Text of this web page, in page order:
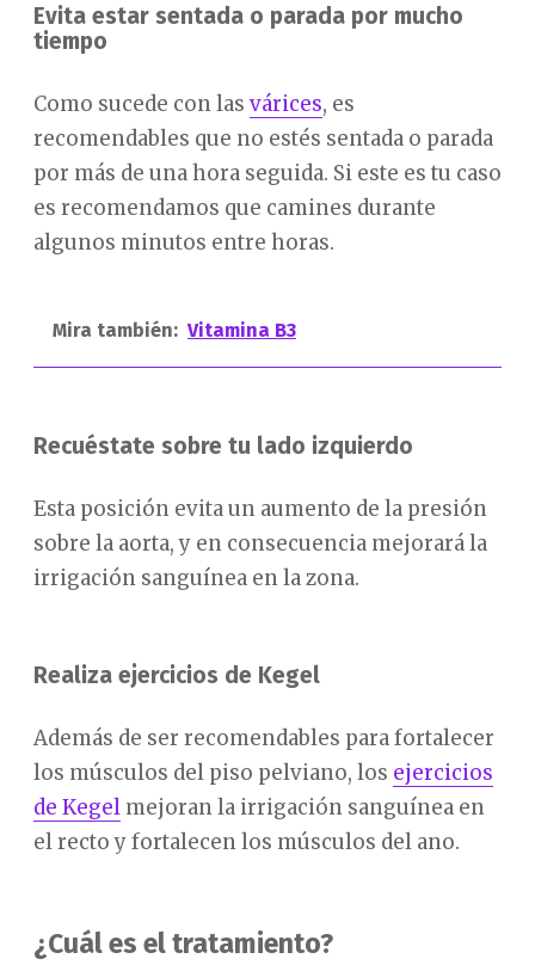
Evita estar sentada o parada por mucho
tiempo
Como sucede con las várices, es
recomendables que no estés sentada o parada
por más de una hora seguida. Si este es tu caso
es recomendamos que camines durante
algunos minutos entre horas.
Mira también: Vitamina B3
Recuéstate sobre tu lado izquierdo
Esta posición evita un aumento de la presión
sobre la aorta, y en consecuencia mejorará la
irrigación sanguínea en la zona.
Realiza ejercicios de Kegel
Además de ser recomendables para fortalecer
los músculos del piso pelviano, los ejercicios
de Kegelmejoran la irrigación sanguínea en
el recto y fortalecen los músculos del ano.
¿Cuál es el tratamiento?